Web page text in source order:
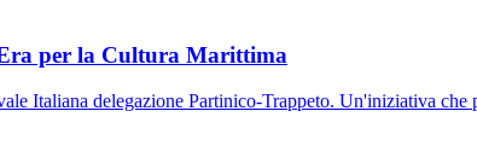
per la Cultura Marittima
Italiana delegazione Partinico-Trappeto. Un'iniziativa